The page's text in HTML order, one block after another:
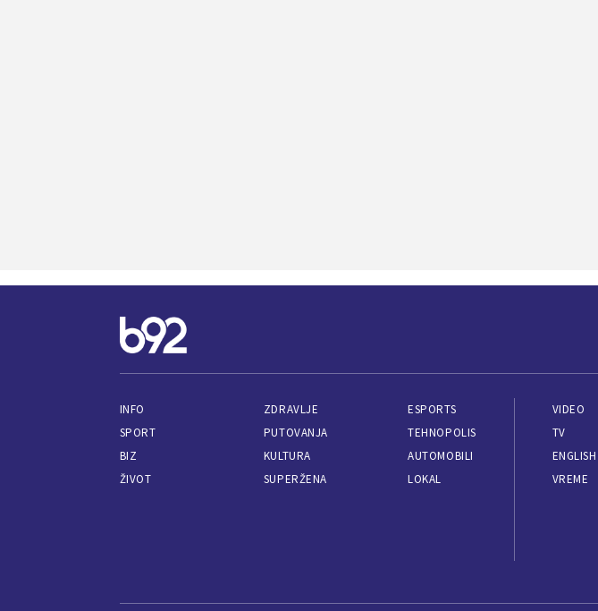
INFO
SPORT
BIZ
ŽIVOT
ZDRAVLJE
PUTOVANJA
KULTURA
SUPERŽENA
ESPORTS
TEHNOPOLIS
AUTOMOBILI
LOKAL
VIDEO
TV
ENGLISH
VREME